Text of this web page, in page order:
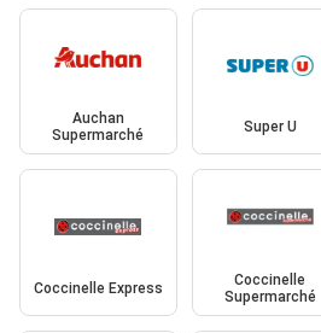
Auchan
Supermarché
Super U
Coccinelle Express
Coccinelle
Supermarché